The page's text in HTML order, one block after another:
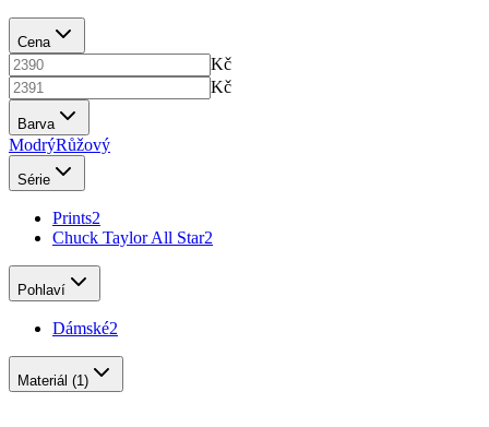
Cena
Kč
Kč
Barva
ModrýRůžový
Série
Prints2
Chuck Taylor All Star2
Pohlaví
Dámské2
Materiál (1)